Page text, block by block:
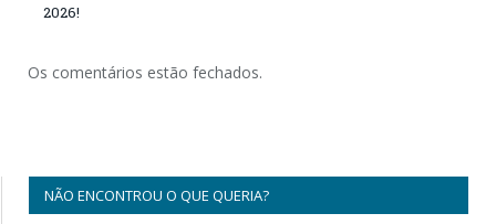
2026!
Os comentários estão fechados.
NÃO ENCONTROU O QUE QUERIA?